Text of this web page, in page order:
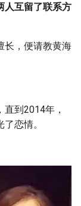
人互留了联系方
长，便请教黄海
到2014年，
恋情。